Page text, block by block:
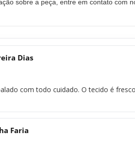
sobre a peça, entre em contato com
Dias
com todo cuidado. O tecido é
Faria